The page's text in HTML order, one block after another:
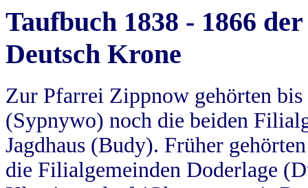
Taufbuch 1838 - 1866
Deutsch Krone
Zur Pfarrei Zippnow gehörten
(Sypnywo) noch die beiden
Jagdhaus (Budy). Früher
die Filialgemeinden Doderlage